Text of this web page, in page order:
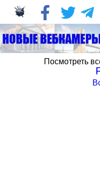
Посмотреть